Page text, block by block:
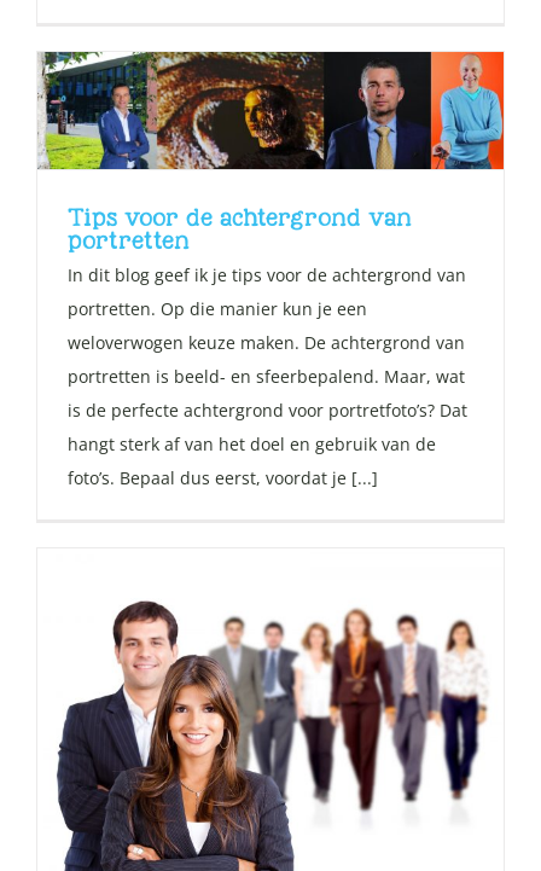
Tips voor de achtergrond van
portretten
In dit blog geef ik je tips voor de achtergrond van
portretten. Op die manier kun je een
weloverwogen keuze maken. De achtergrond van
portretten is beeld- en sfeerbepalend. Maar, wat
is de perfecte achtergrond voor portretfoto’s? Dat
hangt sterk af van het doel en gebruik van de
foto’s. Bepaal dus eerst, voordat je [...]